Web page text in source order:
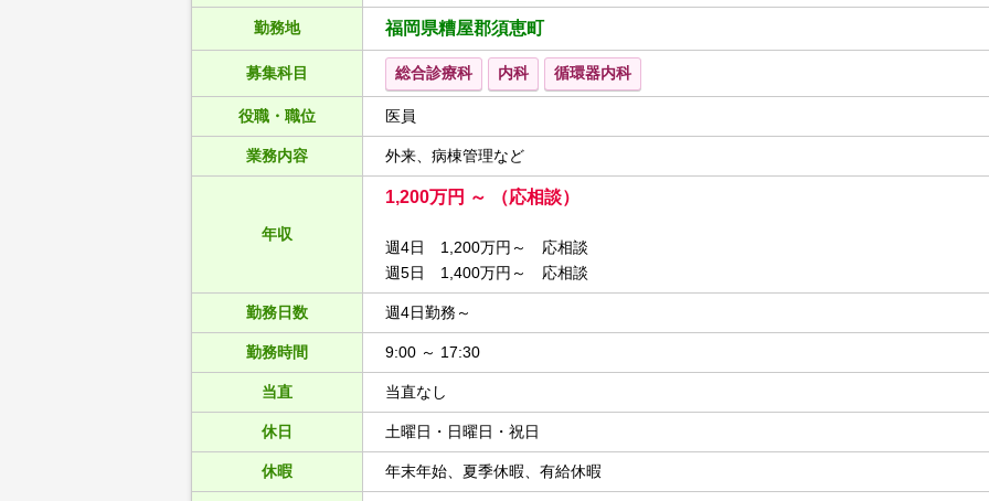
勤務地 福岡県糟屋郡須恵町
募集科目 総合診療科 内科 循環器内科
役職・職位 医員
業務内容 外来、病棟管理など
年収
1,200万円 ～ （応相談）
週4日 1,200万円～ 応相談
週5日 1,400万円～ 応相談
勤務日数 週4日勤務～
勤務時間 9:00 ～ 17:30
当直 当直なし
休日 土曜日・日曜日・祝日
休暇 年末年始、夏季休暇、有給休暇